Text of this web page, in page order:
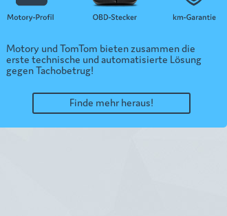
Motory und TomTom bieten zusammen die
erste technische und automatisierte Lösung
gegen Tachobetrug!
Finde mehr heraus!